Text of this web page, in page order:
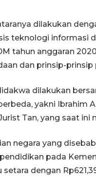
dilakukan
teknologi informasi
tahun anggaran
dan prinsip-prinsip
dilakukan
yakni Ibrahim
Tan, yang saat ini
negara yang
pada
dengan